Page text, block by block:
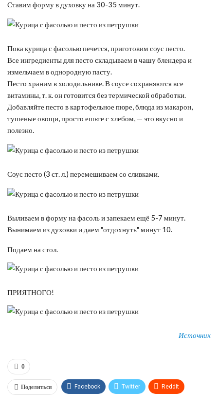
Ставим форму в духовку на 30-35 минут.
Пока курица с фасолью печется, приготовим соус песто.
Все ингредиенты для песто складываем в чашу блендера и
измельчаем в однородную пасту.
Песто храним в холодильнике. В соусе сохраняются все
витамины, т. к. он готовится без термической обработки.
Добавляйте песто в картофельное пюре, блюда из макарон,
тушеные овощи, просто ешьте с хлебом, — это вкусно и
полезно.
Соус песто (3 ст. л.) перемешиваем со сливками.
Выливаем в форму на фасоль и запекаем ещё 5-7 минут.
Вынимаем из духовки и даем "отдохнуть" минут 10.
Подаем на стол.
ПРИЯТНОГО!
Источник
0
Поделиться Facebook Twitter ReddIt